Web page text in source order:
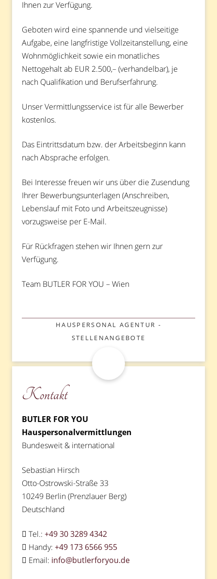
Ihnen zur Verfügung.
Geboten wird eine spannende und vielseitige
Aufgabe, eine langfristige Vollzeitanstellung, eine
Wohnmöglichkeit sowie ein monatliches
Nettogehalt ab EUR 2.500,– (verhandelbar), je
nach Qualifikation und Berufserfahrung.
Unser Vermittlungsservice ist für alle Bewerber
kostenlos.
Das Eintrittsdatum bzw. der Arbeitsbeginn kann
nach Absprache erfolgen.
Bei Interesse freuen wir uns über die Zusendung
Ihrer Bewerbungsunterlagen (Anschreiben,
Lebenslauf mit Foto und Arbeitszeugnisse)
vorzugsweise per E-Mail.
Für Rückfragen stehen wir Ihnen gern zur
Verfügung.
Team BUTLER FOR YOU – Wien
KATEGORIEN
HAUSPERSONAL AGENTUR -
STELLENANGEBOTE
Kontakt
BUTLER FOR YOU
Hauspersonalvermittlungen
Bundesweit & international
Sebastian Hirsch
Otto-Ostrowski-Straße 33
10249 Berlin (Prenzlauer Berg)
Deutschland
Tel.: +49 30 3289 4342
Handy: +49 173 6566 955
Email: info@butlerforyou.de